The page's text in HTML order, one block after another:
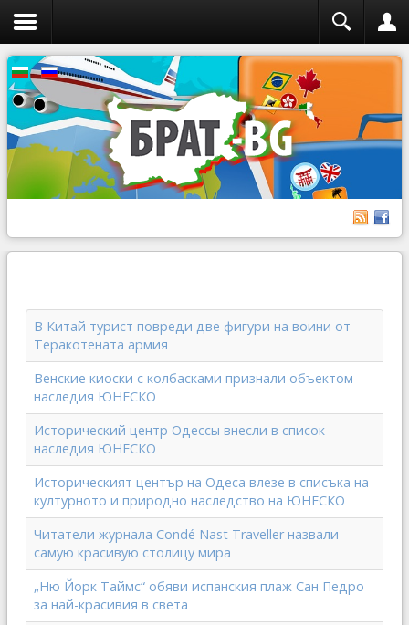
В Китай турист повреди две фигури на воини от
Теракотената армия
Венские киоски с колбасками признали объектом
наследия ЮНЕСКО
Исторический центр Одессы внесли в список
наследия ЮНЕСКО
Историческият център на Одеса влезе в списъка на
културното и природно наследство на ЮНЕСКО
Читатели журнала Condé Nast Traveller назвали
самую красивую столицу мира
„Ню Йорк Таймс“ обяви испанския плаж Сан Педро
за най-красивия в света